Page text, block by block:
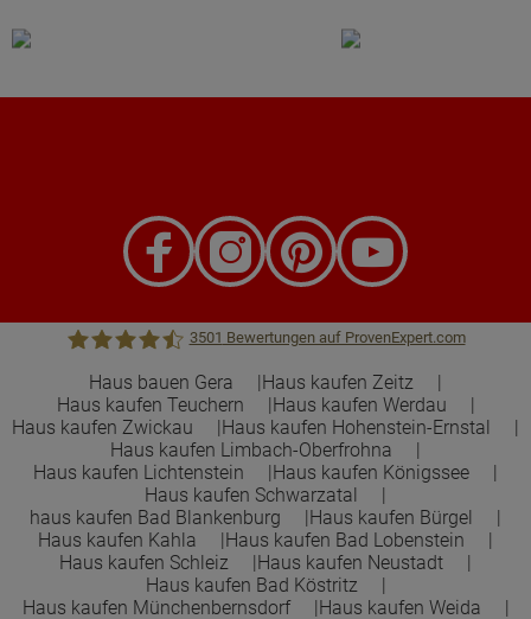
Town &Country Haus Lizenzgeber GmbH
3501 Bewertungen auf ProvenExpert.com
Haus bauen Gera
Haus kaufen Zeitz
Haus kaufen Teuchern
Haus kaufen Werdau
Haus kaufen Zwickau
Haus kaufen Hohenstein-Ernstal
Haus kaufen Limbach-Oberfrohna
Haus kaufen Lichtenstein
Haus kaufen Königssee
Haus kaufen Schwarzatal
haus kaufen Bad Blankenburg
Haus kaufen Bürgel
Haus kaufen Kahla
Haus kaufen Bad Lobenstein
Haus kaufen Schleiz
Haus kaufen Neustadt
Haus kaufen Bad Köstritz
Haus kaufen Münchenbernsdorf
Haus kaufen Weida